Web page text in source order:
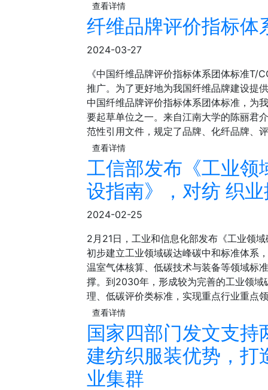
查看详情
纤维品牌评价指标体
2024-03-27
《中国纤维品牌评价指标体系团体标准
推广。为了更好地为我国纤维品牌建设提
中国纤维品牌评价指标体系团体标准，为
要起草单位之一。来自江南大学的陈丽君
范性引用文件，规定了品牌、化纤品牌、
查看详情
工信部发布《工业领
设指南》，对纺 织
2024-02-25
2月21日，工业和信息化部发布《工业领
初步建立工业领域碳达峰碳中和标准体系
温室气体核算、低碳技术与装备等领域标
撑。到2030年，形成较为完善的工业领
理、低碳评价类标准，实现重点行业重点
查看详情
国家四部门发文支
建纺织服装优势，打
业集群